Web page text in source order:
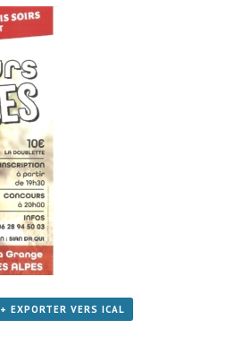
+ EXPORTER VERS ICAL